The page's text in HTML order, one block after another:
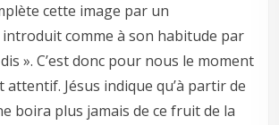
cette image par un
comme à son habitude par
». C’est donc pour nous le moment
attentif. Jésus indique qu’à partir de
boira plus jamais de ce fruit de la